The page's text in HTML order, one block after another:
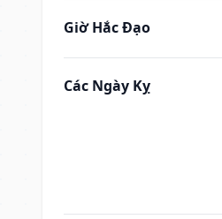
Giờ Hắc Đạo
Các Ngày Kỵ